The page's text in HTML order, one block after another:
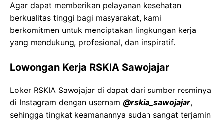
Agar dapat memberikan pelayanan kesehatan
berkualitas tinggi bagi masyarakat, kami
berkomitmen untuk menciptakan lingkungan kerja
yang mendukung, profesional, dan inspiratif.
Lowongan Kerja RSKIA Sawojajar
Loker RSKIA Sawojajar di dapat dari sumber resminya
di Instagram dengan usernam @rskia_sawojajar,
sehingga tingkat keamanannya sudah sangat terjamin